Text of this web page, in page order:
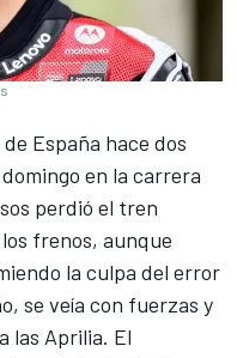
España hace dos
en la carrera
perdió el tren
frenos, aunque
la culpa del error
se veía con fuerzas y
las Aprilia. El